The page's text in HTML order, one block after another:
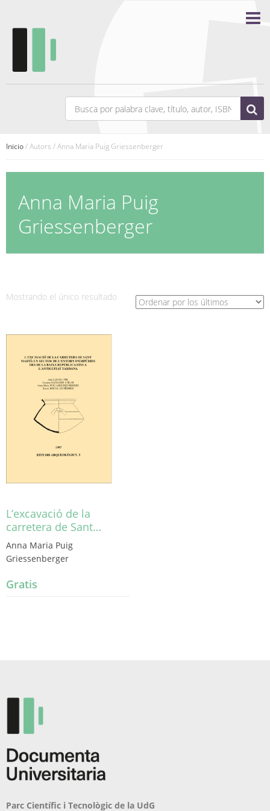
Inicio/ Autors / Anna Maria Puig Griessenberger
Anna Maria Puig
Griessenberger
Mostrando el único resultado
L’excavació de la
carretera de Sant…
Anna Maria Puig
Griessenberger
Gratis
Parc Científic i Tecnològic de la UdG